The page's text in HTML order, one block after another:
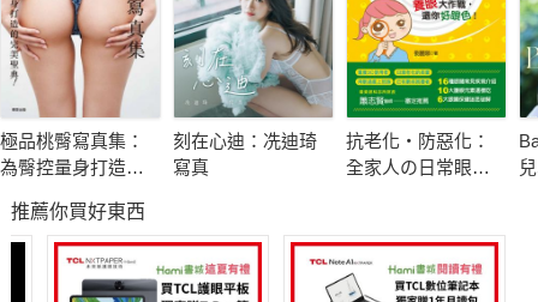
好風情。
◆◆和烘焙一樣可口有趣的點心故事◆◆
－世界上最古老的甜品之一：土耳其軟糖－
吸引小男孩愛德蒙出賣兄弟姐妹的土耳其軟糖充滿好奇。土耳其
軟糖是世界上最古老的甜品之一，起源可追溯到奧斯曼帝國時
代，這個甜點在當地的意思是「給喉嚨的安慰」。貴族名媛將它
極品桃臀寫真集：
為臀控量身打造的
刻在心迪：冼迪琦
寫真
抗老化‧防惡化：
全家人の日常眼睛
推薦你買好東西